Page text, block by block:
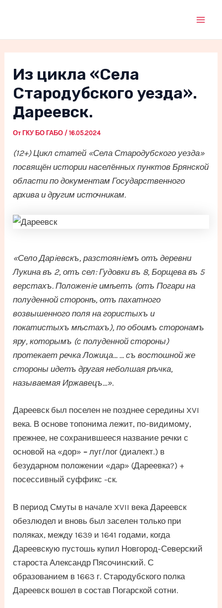
Из цикла «Села
Стародубского уезда».
Дареевск.
От ГКУ БО ГАБО /16.05.2024
(12+) Цикл статей «Села Стародубского уезда»
посвящён истории населённых пунктов Брянской
области по документам Государственного
архива и другим источникам.
«Село Дарiевскъ, разстоянiемъ отъ деревни
Лукина въ 2, отъ сел: Гудовки въ 8, Борщева въ 5
верстахъ. Положенiе имѣетъ (отъ Погари на
полуденной сторонѣ, отъ пахатного
возвышенного поля на гористыхъ и
покатистыхъ мѣстахъ), по обоимъ сторонамъ
яру, которымъ (с полуденной стороны)
протекает речка Ложица… … съ востошной же
стороны идетъ другая неболшая рѣчка,
называемая Иржавецъ…».
Дареевск был поселен не позднее середины XVI
века. В основе топонима лежит, по-видимому,
прежнее, не сохранившееся название речки с
основой на «дор» – луг/лог (диалект.) в
безударном положении «дар» (Дареевка?) +
посессивный суффикс -ск.
В период Смуты в начале XVII века Дареевск
обезлюдел и вновь был заселен только при
поляках, между 1639 и 1641 годами, когда
Дареевскую пустошь купил Новгород-Северский
староста Александр Пясочинский. С
образованием в 1663 г. Стародубского полка
Дареевск вошел в состав Погарской сотни.